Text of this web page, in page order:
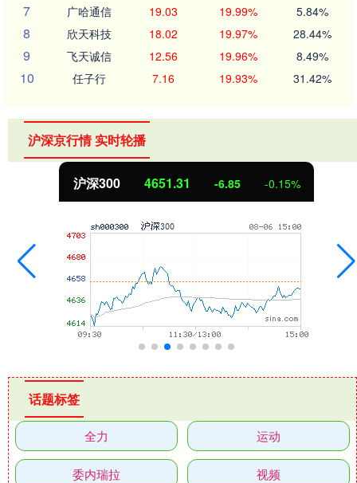
7 广哈通信 19.03 19.99% 5.84%
8 欣天科技 18.02 19.97% 28.44%
9 飞天诚信 12.56 19.96% 8.49%
10 任子行 7.16 19.93% 31.42%
沪深京行情 实时轮播
沪深300 4651.31 -6.85 -0.15%
话题标签
全力 运动
委内瑞拉 视频